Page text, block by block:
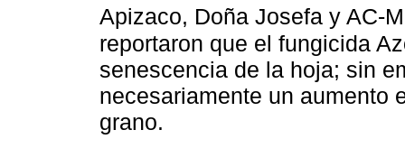
Apizaco, Doña Josefa y AC-
reportaron que el fungicida
senescencia de la hoja; sin
necesariamente un aumento
grano.